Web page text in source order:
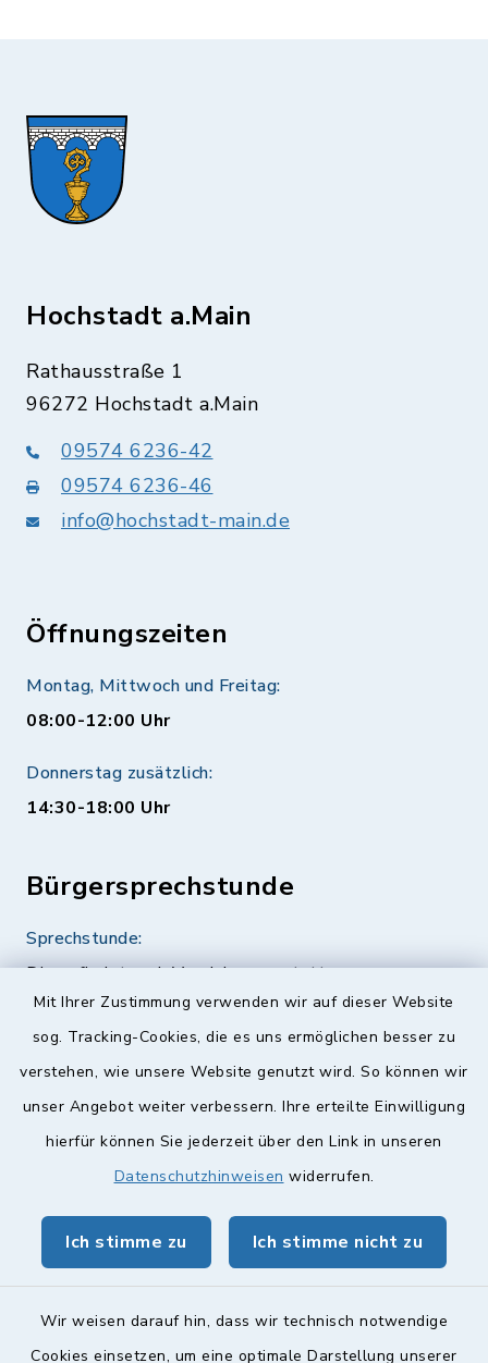
Mit Ihrer Zustimmung verwenden wir auf dieser Website
sog. Tracking-Cookies, die es uns ermöglichen besser zu
verstehen, wie unsere Website genutzt wird. So können wir
unser Angebot weiter verbessern. Ihre erteilte Einwilligung
hierfür können Sie jederzeit über den Link in unseren
Datenschutzhinweisen widerrufen.
Ich stimme zu Ich stimme nicht zu
Wir weisen darauf hin, dass wir technisch notwendige
Cookies einsetzen, um eine optimale Darstellung unserer
Hochstadt a.Main
Rathausstraße 1
96272 Hochstadt a.Main
09574 6236-42
09574 6236-46
info@hochstadt-main.de
Öffnungszeiten
Montag, Mittwoch und Freitag:
08:00-12:00 Uhr
Donnerstag zusätzlich:
14:30-18:00 Uhr
Bürgersprechstunde
Sprechstunde:
Diese findet nach Vereinbarung statt.
Weitere Informationen finden Sie hier.
Quicklinks
Landkreis Lichtenfels
geoPortal Lichtenfels